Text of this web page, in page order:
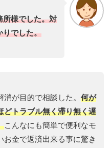
所様でした。対
りでした。
が目的で相談した。 何が
どトラブル無く滞り無く遅
こんなにも簡単で便利なモ
お金で返済出来る事に驚き